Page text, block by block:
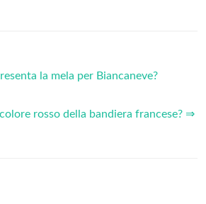
la mela per Biancaneve?
rosso della bandiera francese? ⇒